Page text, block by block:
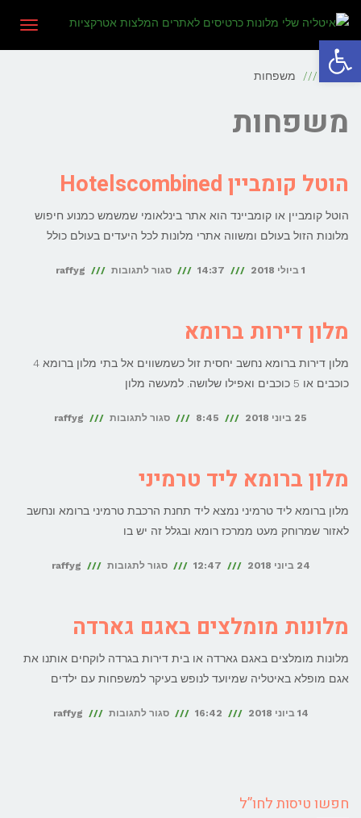
פתח סרגל נגישות
ראשי משפחות
משפחות
הוטל קומביין Hotelscombined
הוטל קומביין או קומביינד הוא אתר בינלאומי שמשמש כמנוע חיפוש
מלונות הזול בעולם ומשווה אתרי מלונות לכל היעדים בעולם כולל
1 ביולי 2018 14:37 סגור לתגובות על raffyg
מלון דירות ברומא
מלון דירות ברומא נחשב יחסית זול כשמשווים אל בתי מלון ברומא 4
כוכבים או 5 כוכבים ואפילו שלושה. למעשה מלון
25 ביוני 2018 8:45 סגור לתגובות על raffyg
מלון ברומא ליד טרמיני
מלון ברומא ליד טרמיני נמצא ליד תחנת הרכבת טרמיני ברומא ונחשב
לאזור שמרוחק מעט ממרכז רומא ובגלל זה יש בו
24 ביוני 2018 12:47 סגור לתגובות על
ליד
טרמיני
raffyg
מלונות מומלצים באגם גארדה
מלונות מומלצים באגם גארדה או בית דירות בגרדה לוקחים אותנו את
אגם מופלא באיטליה שמיועד לנופש בעיקר למשפחות עם ילדים
14 ביוני 2018 16:42 סגור לתגובות על raffyg
חפשו טיסות לחו”ל